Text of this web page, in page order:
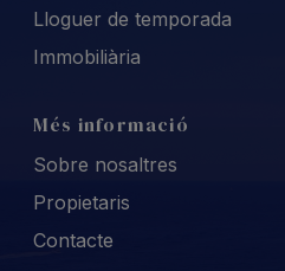
Lloguer de temporada
Immobiliària
Més informació
Sobre nosaltres
Propietaris
Contacte